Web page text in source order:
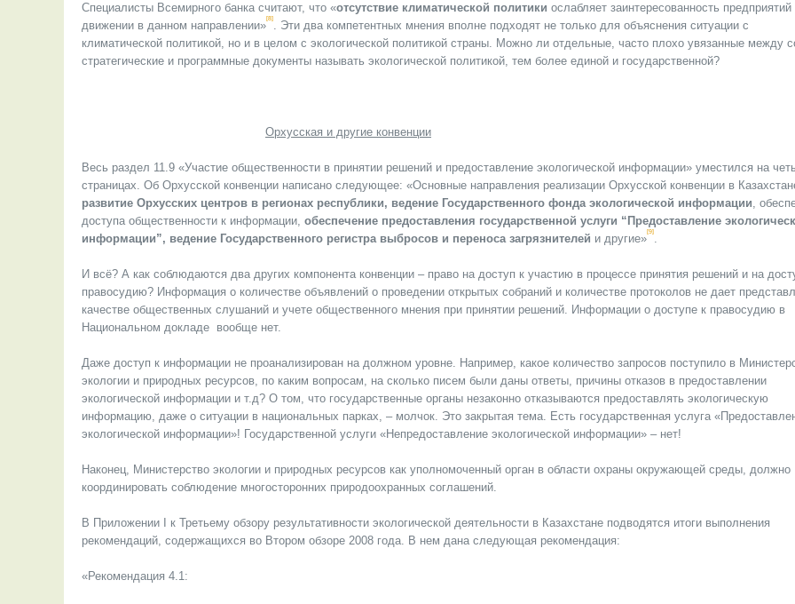
Специалисты Всемирного банка считают, что «отсутствие климатической политики ослабляет заинтересованность предприятий
движении в данном направлении»
[8]
. Эти два компетентных мнения вполне подходят не только для объяснения ситуации с
климатической политикой, но и в целом с экологической политикой страны. Можно ли отдельные, часто плохо увязанные между
стратегические и программные документы называть экологической политикой, тем более единой и государственной?
Орхусская и другие конвенции
Весь раздел 11.9 «Участие общественности в принятии решений и предоставление экологической информации» уместился на
страницах. Об Орхусской конвенции написано следующее: «Основные направления реализации Орхусской конвенции в
развитие Орхусских центров в регионах республики, ведение Государственного фонда экологической информации,
доступа общественности к информации, обеспечение предоставления государственной услуги “Предоставление
информации”, ведение Государственного регистра выбросов и переноса загрязнителей и другие»
[9]
.
И всё? А как соблюдаются два других компонента конвенции – право на доступ к участию в процессе принятия решений и на
правосудию? Информация о количестве объявлений о проведении открытых собраний и количестве протоколов не дает
качестве общественных слушаний и учете общественного мнения при принятии решений. Информации о доступе к правосудию в
Национальном докладе вообще нет.
Даже доступ к информации не проанализирован на должном уровне. Например, какое количество запросов поступило в
экологии и природных ресурсов, по каким вопросам, на сколько писем были даны ответы, причины отказов в предоставлении
экологической информации и т.д? О том, что государственные органы незаконно отказываются предоставлять экологическую
информацию, даже о ситуации в национальных парках, – молчок. Это закрытая тема. Есть государственная услуга
экологической информации»! Государственной услуги «Непредоставление экологической информации» – нет!
Наконец, Министерство экологии и природных ресурсов как уполномоченный орган в области охраны окружающей среды, должно
координировать соблюдение многосторонних природоохранных соглашений.
В Приложении I к Третьему обзору результативности экологической деятельности в Казахстане подводятся итоги выполнения
рекомендаций, содержащихся во Втором обзоре 2008 года. В нем дана следующая рекомендация:
«Рекомендация 4.1: